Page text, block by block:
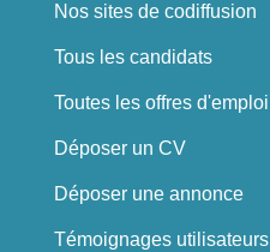
Nos sites de codiffusion
Tous les candidats
Toutes les offres d'emploi
Déposer un CV
Déposer une annonce
Témoignages utilisateurs